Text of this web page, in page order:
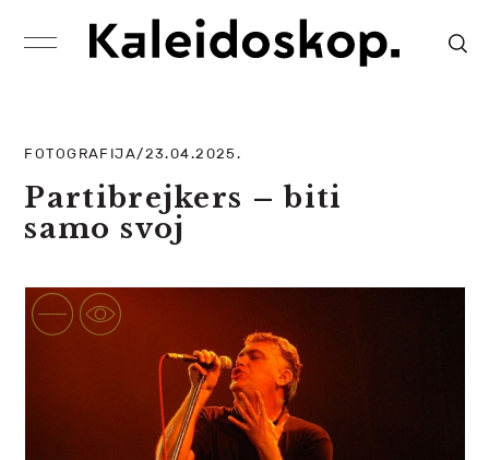
FOTOGRAFIJA/23.04.2025.
Partibrejkers – biti
samo svoj